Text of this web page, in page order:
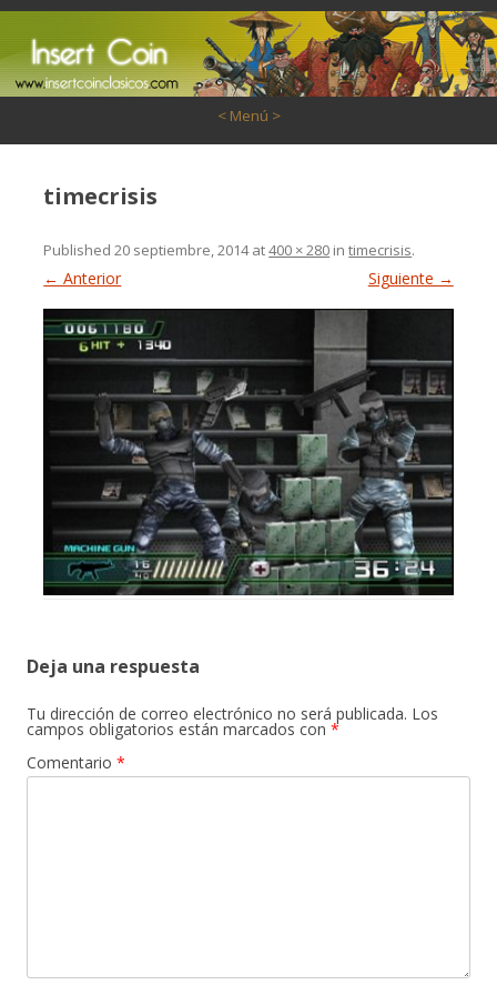
< Menú >
timecrisis
Published20 septiembre, 2014at400 × 280 intimecrisis.
← Anterior Siguiente →
Deja una respuesta
Tu dirección de correo electrónico no será publicada. Los
campos obligatorios están marcados con *
Comentario *